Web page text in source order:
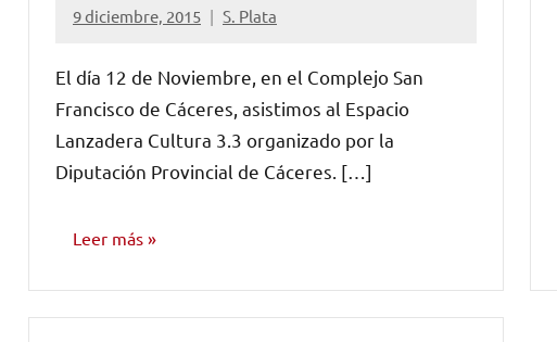
9 diciembre, 2015 S. Plata
No
comentarios
El día 12 de Noviembre, en el Complejo San
Francisco de Cáceres, asistimos al Espacio
Lanzadera Cultura 3.3 organizado por la
Diputación Provincial de Cáceres. […]
Leer más